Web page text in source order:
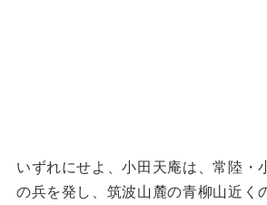
いずれにせよ、小田天庵は、常陸・
の兵を発し、筑波山麓の青柳山近く